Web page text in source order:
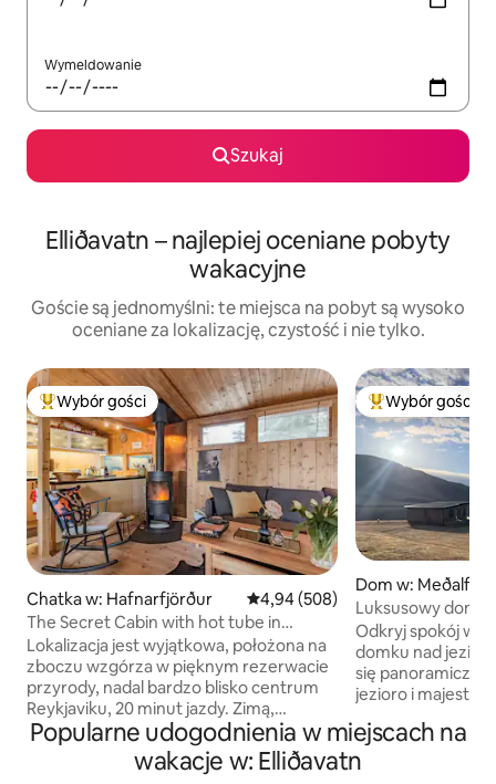
Wymeldowanie
Szukaj
Elliðavatn – najlepiej oceniane pobyty
wakacyjne
Goście są jednomyślni: te miejsca na pobyt są wysoko
oceniane za lokalizację, czystość i nie tylko.
Najpopularniejsze z kategorii Wybór gości
Wybór gości
Chatka w: Hafnarfjörður Średnia ocena: 4,94 na 5, liczba
4,94 (508)
The Secret Cabin with hot tube in
Nature Reserve
Lokalizacja jest wyjątkowa, położona na
zboczu wzgórza w pięknym rezerwacie
przyrody, nadal bardzo blisko centrum
Reykjaviku, 20 minut jazdy. Zimą,
w okresie od grudnia do marca,
samochód 4x4 jest niezbędny na Islandii.
Brak transportu publicznego.
Wybór gości
Dom w:
Luksusowy
Odkryj spokój w
domku nad
się panoramiczny
jezioro i
nowoczesnym
piękne sypialnie i
Popularne udogodnienia w miejscach na
wakacje w: Elliðavatn